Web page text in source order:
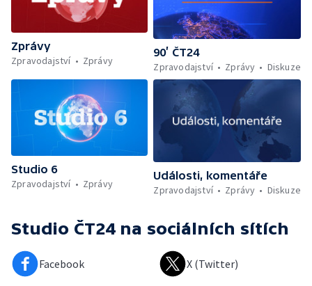
Zprávy
Zpravodajství
Zprávy
90’ ČT24
Zpravodajství
Zprávy Diskuze
Studio 6
Zpravodajství
Zprávy
Události, komentáře
Zpravodajství
Zprávy Diskuze
Studio ČT24 na sociálních sítích
Facebook X (Twitter)